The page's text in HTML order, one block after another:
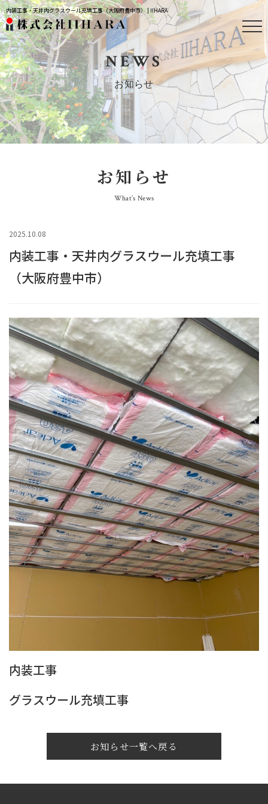
内装工事・天井内グラスウール充填工事（大阪府豊中市） | IIHARA
NEWS
お知らせ
お知らせ
What’s News
2025.10.08
内装工事・天井内グラスウール充填工事
（大阪府豊中市）
内装工事
グラスウール充填工事
お知らせ一覧へ戻る